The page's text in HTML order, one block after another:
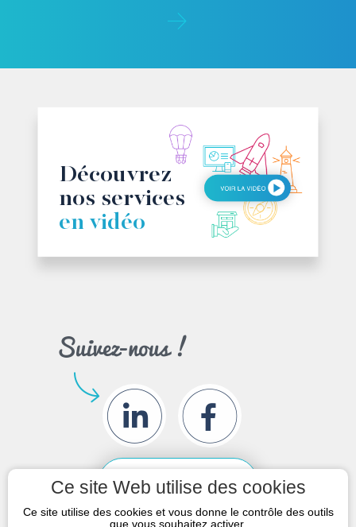
Découvrez
nos services
en vidéo
NOUS
CONTACTER
Ce site Web utilise des cookies
Ce site utilise des cookies et vous donne le contrôle des outils
que vous souhaitez activer.